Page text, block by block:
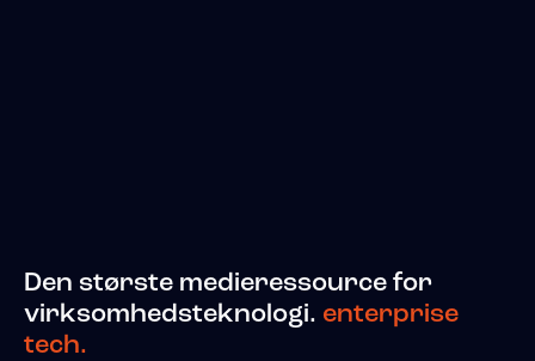
Den største medieressource for
virksomhedsteknologi. enterprise
tech.